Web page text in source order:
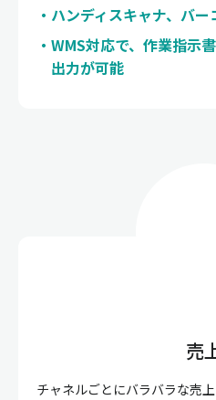
ハンディスキャナ、バ
WMS対応で、作業指示
出力が可能
売
チャネルごとにバラバラな売